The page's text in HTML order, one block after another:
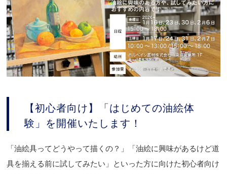
【初心者向け】「はじめての油絵体
験」を開催いたします！
「油絵具ってどうやって描くの？」「油絵に興味があるけど道
具を揃える前に試してみたい」といった方に向けた初心者向け